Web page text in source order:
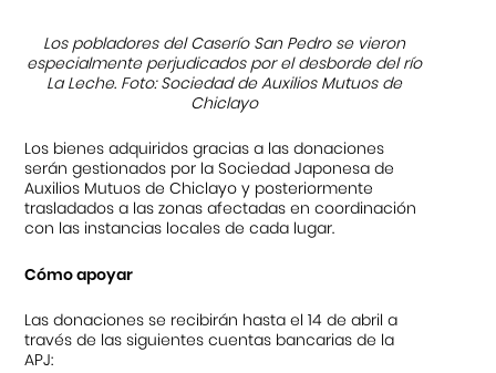
Los pobladores del Caserío San Pedro se vieron
especialmente perjudicados por el desborde del río
La Leche. Foto: Sociedad de Auxilios Mutuos de
Chiclayo
Los bienes adquiridos gracias a las donaciones
serán gestionados por la Sociedad Japonesa de
Auxilios Mutuos de Chiclayo y posteriormente
trasladados a las zonas afectadas en coordinación
con las instancias locales de cada lugar.
Cómo apoyar
Las donaciones se recibirán hasta el 14 de abril a
través de las siguientes cuentas bancarias de la
APJ: